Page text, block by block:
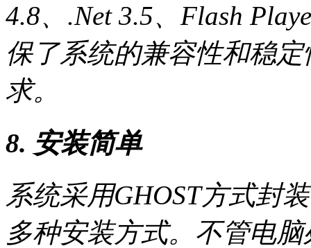
4.8、.Net 3.5、Flash
保了系统的兼容性和稳
求。
8. 安装简单
系统采用GHOST方式封
多种安装方式。不管电